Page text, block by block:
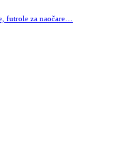
futrole za naočare…